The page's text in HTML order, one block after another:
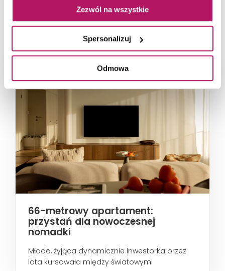
Zezwól na wszystkie
Spersonalizuj
Odmowa
NAJNOWSZE ARTYKUŁY
66-metrowy apartament:
przystań dla nowoczesnej
nomadki
Młoda, żyjąca dynamicznie inwestorka przez
lata kursowała między światowymi